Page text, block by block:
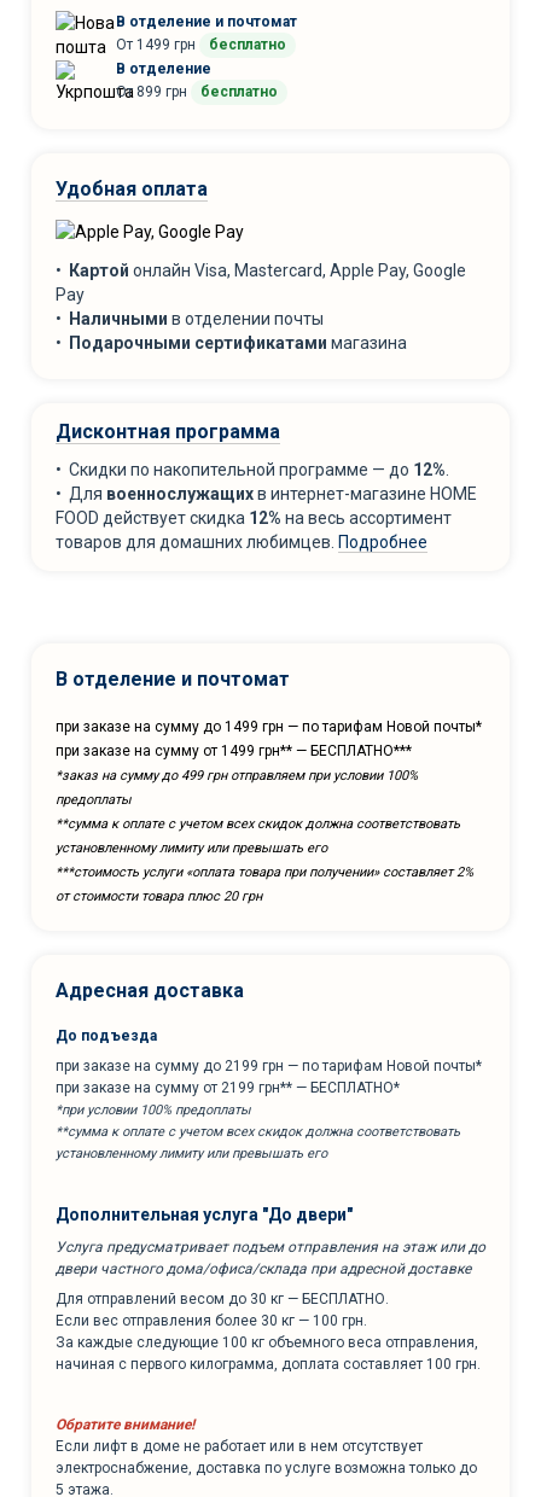
В отделение и почтомат
От 1499 грн
бесплатно
В отделение
От 899 грн
бесплатно
Удобная оплата
• Картой онлайн Visa, Mastercard, Apple Pay, Google
Pay
•
Наличными в отделении почты
•
Подарочными сертификатами магазина
Дисконтная программа
• Скидки по накопительной программе — до 12%
• Для военнослужащихв интернет-магазине HOME
FOOD действует скидка 12% на весь ассортимент
товаров для домашних любимцев. Подробнее
В отделение и почтомат
при заказе на сумму до 1499 грн — по тарифам Новой почты*
при заказе на сумму от 1499 грн** — БЕСПЛАТНО***
*заказ на сумму до 499 грн отправляем при условии 100%
предоплаты
**сумма к оплате с учетом всех скидок должна соответствовать
установленному лимиту или превышать его
***cтоимость услуги «оплата товара при получении» составляет 2%
от стоимости товара плюс 20 грн
Адресная доставка
До подъезда
при заказе на сумму до 2199 грн — по тарифам Новой почты*
при заказе на сумму от 2199 грн** — БЕСПЛАТНО*
*при условии 100% предоплаты
**сумма к оплате с учетом всех скидок должна соответствовать
установленному лимиту или превышать его
Дополнительная услуга "До двери"
Услуга предусматривает подъем отправления на этаж или до
двери частного дома/офиса/склада при адресной доставке
Для отправлений весом до 30 кг — БЕСПЛАТНО.
Если вес отправления более 30 кг — 100 грн.
За каждые следующие 100 кг объемного веса отправления,
начиная с первого килограмма, доплата составляет 100 грн.
Обратите внимание!
Если лифт в доме не работает или в нем отсутствует
электроснабжение, доставка по услуге возможна только до
5 этажа.